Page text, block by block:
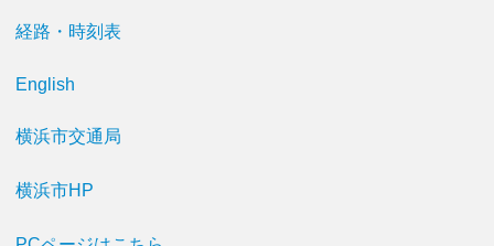
経路・時刻表
English
横浜市交通局
横浜市HP